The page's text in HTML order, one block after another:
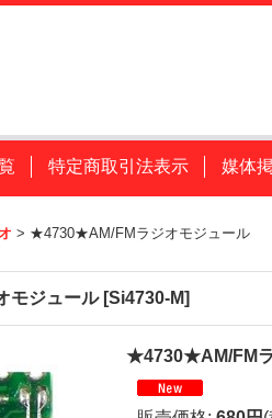
特定商取引法表示 媒体
> ★4730★AM/FMラジオモジュール
モジュール [Si4730-M]
★4730★AM/FM